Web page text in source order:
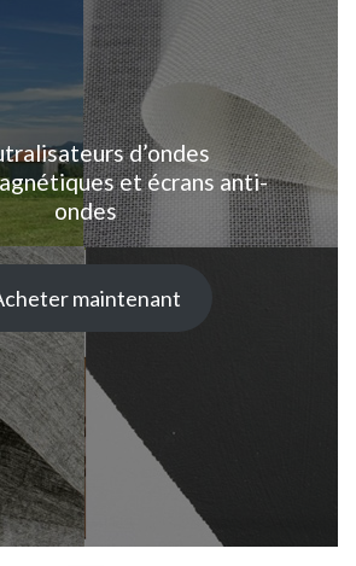
d’ondes
et écrans anti-
ondes
maintenant